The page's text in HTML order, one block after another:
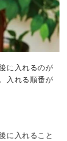
に入れるのが
入れる順番が
に入れること